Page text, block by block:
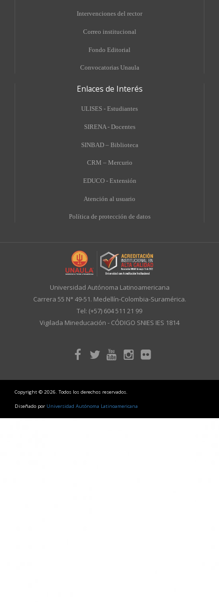
Intervenciones del rector
Correo institucional
Fondo Editorial
Convocatorias Unaula
Enlaces de Interés
ULISES - Estudiantes
SIRENA - Docentes
SINBAD – Biblioteca
CRM – Mercurio
EDUCO - Extensión
Atención al usuario
Política de protección de datos
Universidad Autónoma Latinoamericana
Carrera 55 N° 49-51. Medellín-Colombia-Suramérica.
Tel: (+57) 604 511 21 99
Vigilada Mineducación - CÓDIGO SNIES IES 1814
Copyright © 2026. Todos los derechos reservados.
Diseñado por Universidad Autónoma Latinoamericana